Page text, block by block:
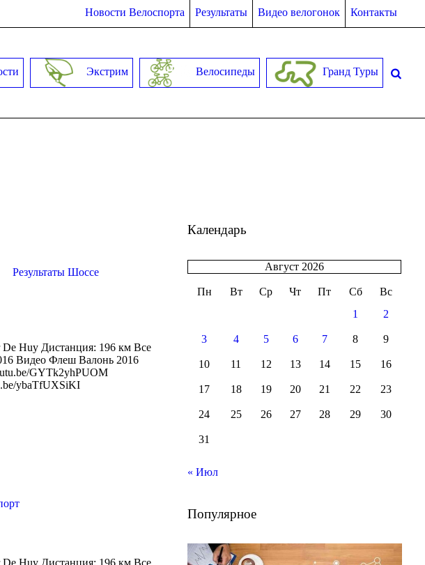
Новости Велоспорта Результаты Видео велогонок Контакты
Экстрим Велосипеды Гранд Туры
Результаты Шоссе
Huy Дистанция: 196 км Все
Видео Флеш Валонь 2016
GYTk2yhPUOM
ybaTfUXSiKI
Huy Дистанция: 196 км Все
Календарь
Август 2026
Пн Вт Ср Чт Пт Сб
Вс
1
2
3 4 5 6 7 8 9
10 11 12 13 14 15 16
17 18 19 20 21 22 23
24 25 26 27 28 29 30
31
« Июл
Популярное